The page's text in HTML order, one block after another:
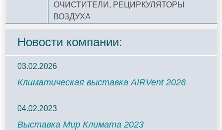
ОЧИСТИТЕЛИ, РЕЦИРКУЛЯТОРЫ
ВОЗДУХА
Новости компании:
03.02.2026
Климатическая выставка AIRVent 2026
04.02.2023
Выставка Мир Климата 2023